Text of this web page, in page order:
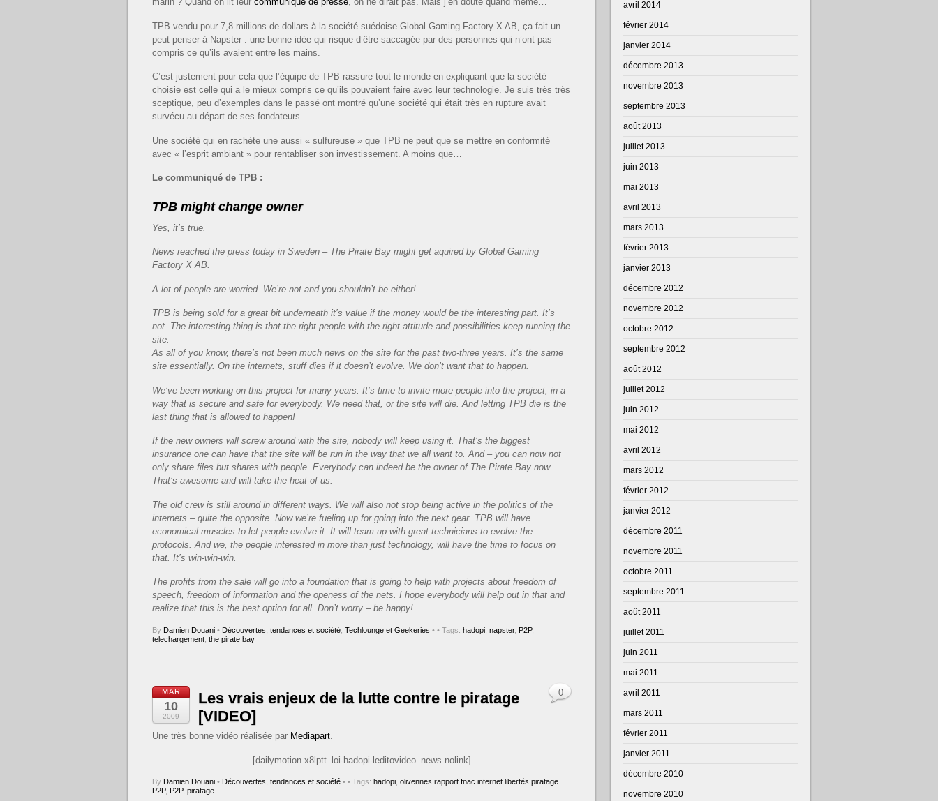
TPB vendu pour 7,8 millions de dollars à la société suédoise Global Gaming Factory X AB, ça fait un
peut penser à Napster : une bonne idée qui risque d’être saccagée par des personnes qui n’ont pas
compris ce qu’ils avaient entre les mains.
C’est justement pour cela que l’équipe de TPB rassure tout le monde en expliquant que la société
choisie est celle qui a le mieux compris ce qu’ils pouvaient faire avec leur technologie. Je suis très très
sceptique, peu d’exemples dans le passé ont montré qu’une société qui était très en rupture avait
survécu au départ de ses fondateurs.
Une société qui en rachète une aussi « sulfureuse » que TPB ne peut que se mettre en conformité
avec « l’esprit ambiant » pour rentabliser son investissement. A moins que…
Le communiqué de TPB :
TPB might change owner
Yes, it’s true.
News reached the press today in Sweden – The Pirate Bay might get aquired by Global Gaming
Factory X AB.
A lot of people are worried. We’re not and you shouldn’t be either!
TPB is being sold for a great bit underneath it’s value if the money would be the interesting part. It’s
not. The interesting thing is that the right people with the right attitude and possibilities keep running the
site.
As all of you know, there’s not been much news on the site for the past two-three years. It’s the same
site essentially. On the internets, stuff dies if it doesn’t evolve. We don’t want that to happen.
We’ve been working on this project for many years. It’s time to invite more people into the project, in a
way that is secure and safe for everybody. We need that, or the site will die. And letting TPB die is the
last thing that is allowed to happen!
If the new owners will screw around with the site, nobody will keep using it. That’s the biggest
insurance one can have that the site will be run in the way that we all want to. And – you can now not
only share files but shares with people. Everybody can indeed be the owner of The Pirate Bay now.
That’s awesome and will take the heat of us.
The old crew is still around in different ways. We will also not stop being active in the politics of the
internets – quite the opposite. Now we’re fueling up for going into the next gear. TPB will have
economical muscles to let people evolve it. It will team up with great technicians to evolve the
protocols. And we, the people interested in more than just technology, will have the time to focus on
that. It’s win-win-win.
The profits from the sale will go into a foundation that is going to help with projects about freedom of
speech, freedom of information and the openess of the nets. I hope everybody will help out in that and
realize that this is the best option for all. Don’t worry – be happy!
By Damien Douani • Découvertes, tendances et société Techlounge et Geekeries • • Tags: hadopi napster, P2P,
telechargement the pirate bay
MAR
10
2009
Les vrais enjeux de la lutte contre le piratage
[VIDEO]
Une très bonne vidéo réalisée par Mediapart.
[dailymotion x8lptt_loi-hadopi-leditovideo_news nolink]
By Damien Douani • Découvertes, tendances et société •
0
• Tags: hadopi olivennes rapport fnac internet libertés piratage
P2P, P2P, piratage
avril 2014
février 2014
janvier 2014
décembre 2013
novembre 2013
septembre 2013
août 2013
juillet 2013
juin 2013
mai 2013
avril 2013
mars 2013
février 2013
janvier 2013
décembre 2012
novembre 2012
octobre 2012
septembre 2012
août 2012
juillet 2012
juin 2012
mai 2012
avril 2012
mars 2012
février 2012
janvier 2012
décembre 2011
novembre 2011
octobre 2011
septembre 2011
août 2011
juillet 2011
juin 2011
mai 2011
avril 2011
mars 2011
février 2011
janvier 2011
décembre 2010
novembre 2010